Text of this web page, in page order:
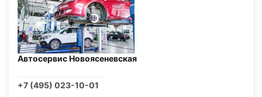
Автосервис Новоясеневская
+7 (495) 023-10-01